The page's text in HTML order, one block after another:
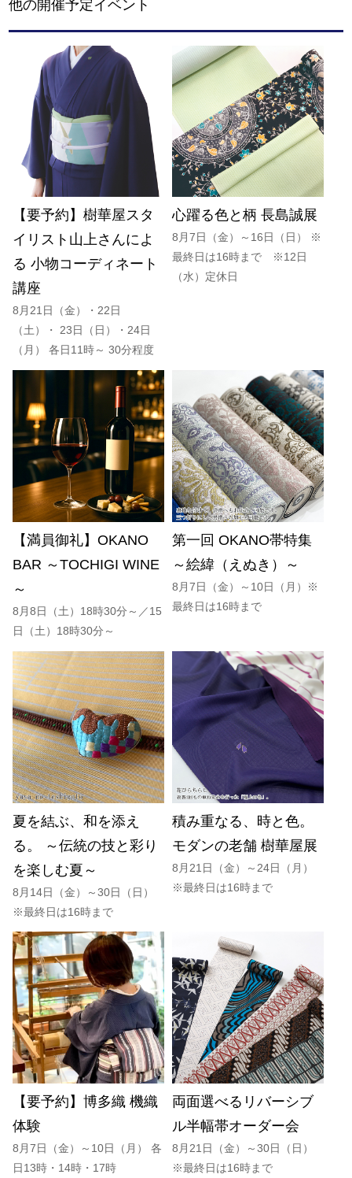
他の開催予定イベント
【要予約】樹華屋スタ
イリスト山上さんによ
る 小物コーディネート
講座
8月21日（金）・22日
（土）・ 23日（日）・24日
（月） 各日11時～ 30分程度
心躍る色と柄 長島誠展
8月7日（金）～16日（日） ※
最終日は16時まで ※12日
（水）定休日
【満員御礼】OKANO
BAR ～TOCHIGI WINE
～
8月8日（土）18時30分～／15
日（土）18時30分～
第一回 OKANO帯特集
～絵緯（えぬき）～
8月7日（金）～10日（月）※
最終日は16時まで
夏を結ぶ、和を添え
る。 ～伝統の技と彩り
を楽しむ夏～
8月14日（金）～30日（日）
※最終日は16時まで
積み重なる、時と色。
モダンの老舗 樹華屋展
8月21日（金）～24日（月）
※最終日は16時まで
【要予約】博多織 機織
体験
8月7日（金）～10日（月） 各
日13時・14時・17時
両面選べるリバーシブ
ル半幅帯オーダー会
8月21日（金）～30日（日）
※最終日は16時まで